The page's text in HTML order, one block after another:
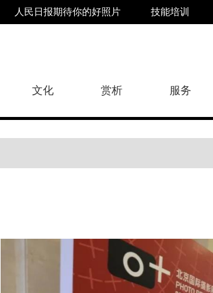
人民日报期待你的好照片 技能培训
文化 赏析 服务